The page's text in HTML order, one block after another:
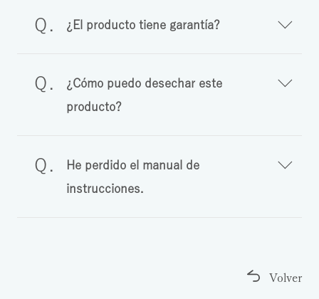
¿El producto tiene garantía?
¿Cómo puedo desechar este
producto?
He perdido el manual de
instrucciones.
Volver